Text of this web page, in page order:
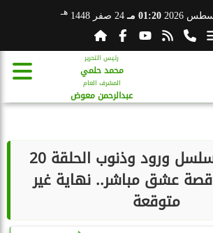
01:20 مـ 24 صفر 1448 هـ
رئيس التحرير
محمد حلمي
المشرف العام
عبدالرحمن معوض
مشاهدة مسلسل ورود وذنوب الحلقة 20
بجودة HD قصة عشق مباشر.. نهاية غير
متوقعة